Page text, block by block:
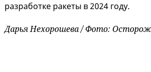
разработке ракеты в 2024 году.
Дарья Нехорошева / Фото: